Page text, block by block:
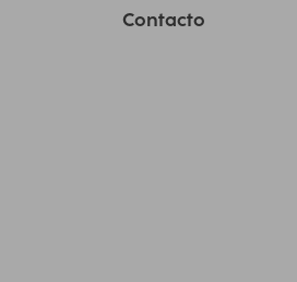
Contacto